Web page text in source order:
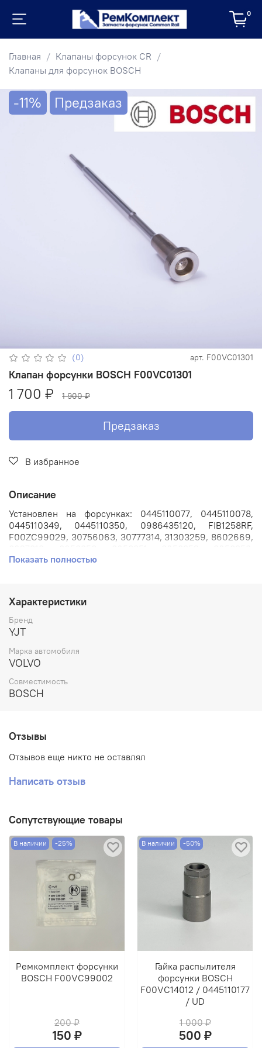
0
Главная
Клапаны форсунок CR
Клапаны для форсунок BOSCH
-11% Предзаказ
(0) арт. F00VC01301
Клапан форсунки BOSCH F00VC01301
1 700 ₽ 1 900 ₽
Предзаказ
В избранное
Описание
Установлен на форсунках: 0445110077, 0445110078,
0445110349, 0445110350, 0986435120, FIB1258RF,
F00ZC99029, 30756063, 30777314, 31303259, 8602669,
3883364.
XC70, XC90 с двигателем 2.4л. 2,4D D5244T3, D6355T2,
D5244T, D5244T2, D5244T3.
Артикул: F00VC01301.
Номера аналогов: FZB1722LE.
Производитель: YJT.
Показать полностью
Характеристики
Бренд
YJT
Марка автомобиля
VOLVO
Совместимость
BOSCH
Отзывы
Отзывов еще никто не оставлял
Написать отзыв
Сопутствующие товары
В наличии -25%
Ремкомплект форсунки
BOSCH F00VC99002
200 ₽
150 ₽
В наличии -50%
Гайка распылителя
форсунки BOSCH
F00VC14012 / 0445110177
/ UD
1 000 ₽
500 ₽